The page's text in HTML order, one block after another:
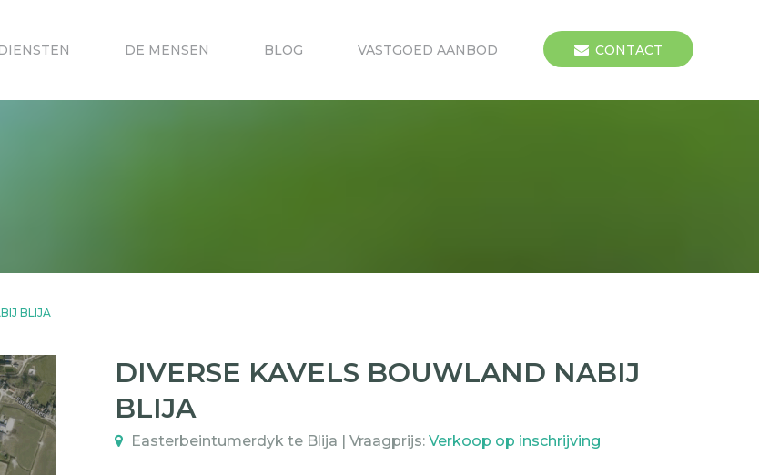
DE MENSEN BLOG VASTGOED AANBOD CONTACT
BLIJA
DIVERSE KAVELS BOUWLAND NABIJ
BLIJA
Easterbeintumerdyk te Blija | Vraagprijs: Verkoop op inschrijving